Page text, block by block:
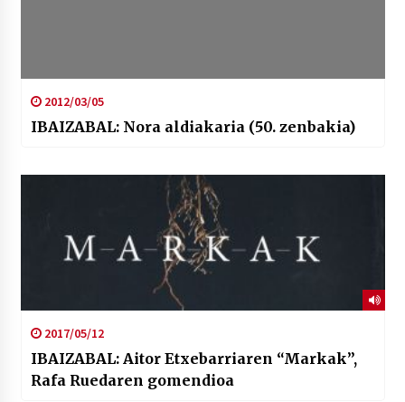
2012/03/05
IBAIZABAL: Nora aldiakaria (50. zenbakia)
2017/05/12
IBAIZABAL: Aitor Etxebarriaren “Markak”,
Rafa Ruedaren gomendioa